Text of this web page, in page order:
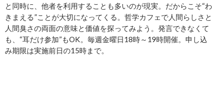
と同時に、他者を利用することも多いのが現実。だからこそ“わ
きまえる”ことが大切になってくる。哲学カフェで人間らしさと
人間臭さの両面の意味と価値を探ってみよう。発言できなくて
も、“耳だけ参加”もOK。毎週金曜日18時～19時開催。申し込
み期限は実施前日の15時まで。